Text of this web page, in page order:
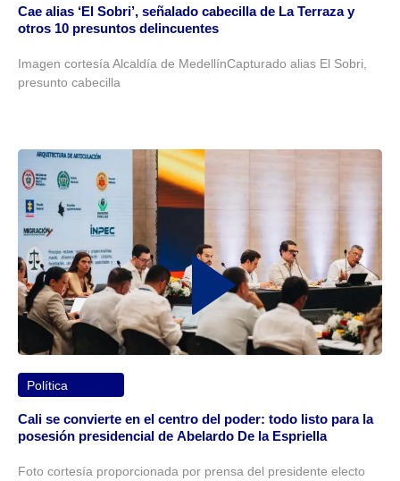
Cae alias ‘El Sobri’, señalado cabecilla de La Terraza y
otros 10 presuntos delincuentes
Imagen cortesía Alcaldía de MedellínCapturado alias El Sobri,
presunto cabecilla
Política
Cali se convierte en el centro del poder: todo listo para la
posesión presidencial de Abelardo De la Espriella
Foto cortesía proporcionada por prensa del presidente electo